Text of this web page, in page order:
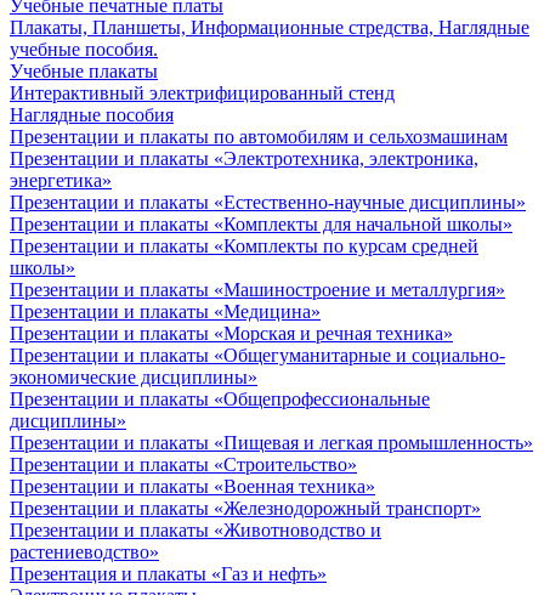
Учебные печатные платы
Плакаты, Планшеты, Информационные стредства, Наглядные
учебные пособия.
Учебные плакаты
Интерактивный электрифицированный стенд
Наглядные пособия
Презентации и плакаты по автомобилям и сельхозмашинам
Презентации и плакаты «Электротехника, электроника,
энергетика»
Презентации и плакаты «Естественно-научные дисциплины»
Презентации и плакаты «Комплекты для начальной школы»
Презентации и плакаты «Комплекты по курсам средней
школы»
Презентации и плакаты «Машиностроение и металлургия»
Презентации и плакаты «Медицина»
Презентации и плакаты «Морская и речная техника»
Презентации и плакаты «Общегуманитарные и социально-
экономические дисциплины»
Презентации и плакаты «Общепрофессиональные
дисциплины»
Презентации и плакаты «Пищевая и легкая промышленность»
Презентации и плакаты «Строительство»
Презентации и плакаты «Военная техника»
Презентации и плакаты «Железнодорожный транспорт»
Презентации и плакаты «Животноводство и
растениеводство»
Презентация и плакаты «Газ и нефть»